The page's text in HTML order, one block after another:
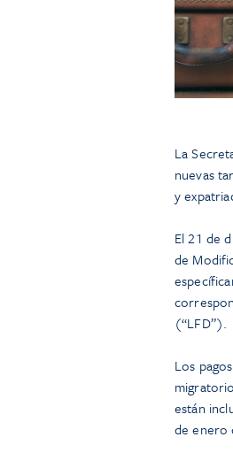
La
nuevas
y
El 21 de
de
(“LFD”).
Los
están
de enero